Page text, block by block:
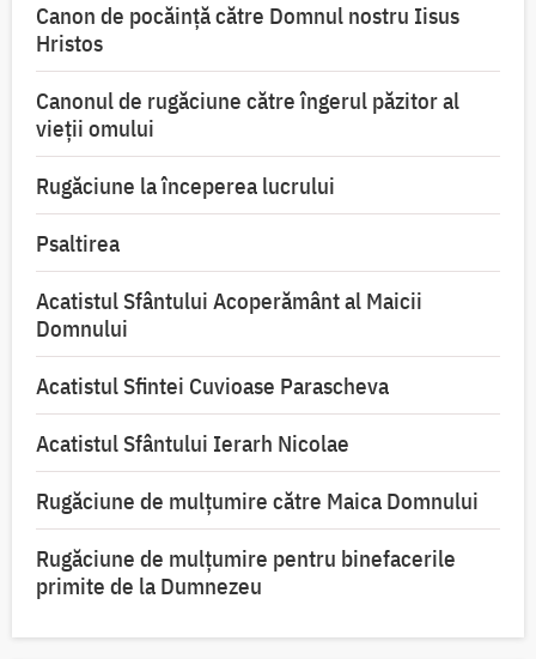
Canon de pocăință către Domnul nostru Iisus
Hristos
Canonul de rugăciune către îngerul păzitor al
vieții omului
Rugăciune la începerea lucrului
Psaltirea
Acatistul Sfântului Acoperământ al Maicii
Domnului
Acatistul Sfintei Cuvioase Parascheva
Acatistul Sfântului Ierarh Nicolae
Rugăciune de mulţumire către Maica Domnului
Rugăciune de mulțumire pentru binefacerile
primite de la Dumnezeu